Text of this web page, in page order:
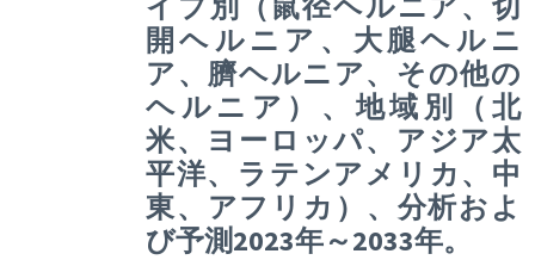
開ヘルニア、大腿ヘルニ
ア、臍ヘルニア、その他の
ヘルニア）、地域別（北
米、ヨーロッパ、アジア太
平洋、ラテンアメリカ、中
東、アフリカ）、分析およ
び予測2023年～2033年。